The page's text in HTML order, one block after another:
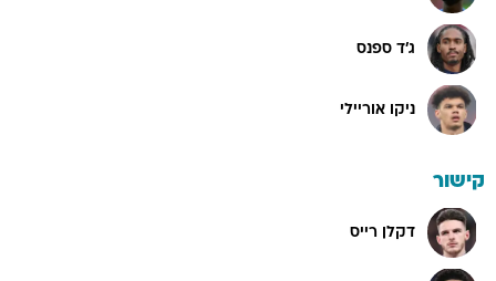
ג'ד ספנס
ניקו אוריילי
קישור
דקלן רייס